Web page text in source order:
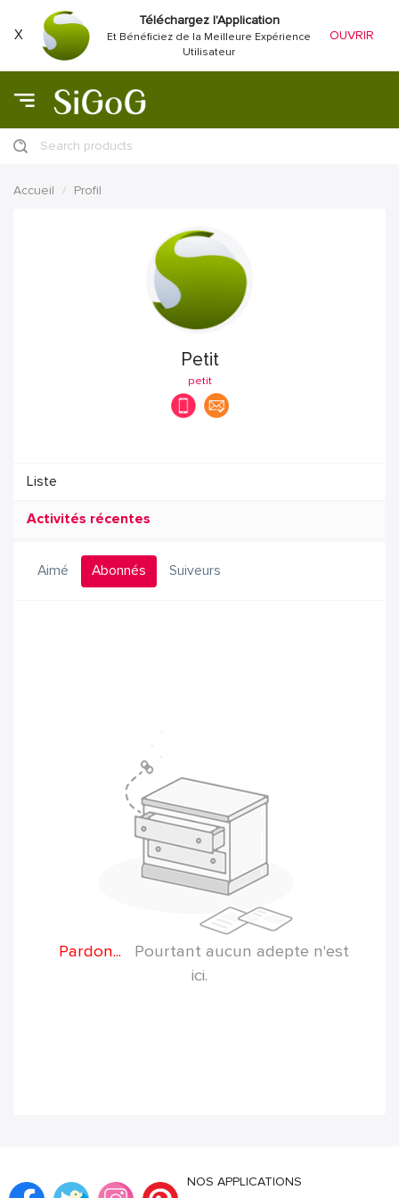
X
Téléchargez l'Application
Et Bénéficiez de la Meilleure Expérience
Utilisateur
OUVRIR
Search products
Accueil Profil
Petit
petit
Liste
Activités récentes
Aimé Abonnés Suiveurs
Pardon...
Pourtant aucun adepte n'est
ici.
NOS APPLICATIONS